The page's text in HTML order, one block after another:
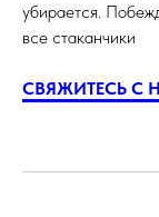
убирается.
все стаканчики
СВЯЖИТЕСЬ С